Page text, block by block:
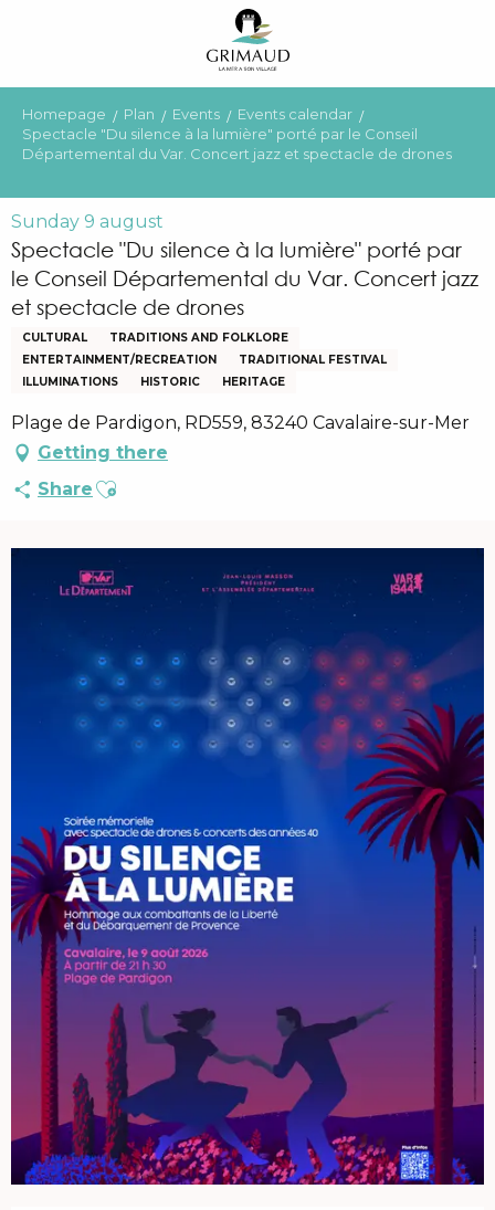
principal
Homepage Plan Events
Events calendar
Spectacle "Du silence à la lumière" porté par le Conseil
Départemental du Var. Concert jazz et spectacle de drones
Sunday 9 august
Spectacle "Du silence à la lumière" porté par
le Conseil Départemental du Var. Concert jazz
et spectacle de drones
CULTURAL
TRADITIONS AND FOLKLORE
ENTERTAINMENT/RECREATION
TRADITIONAL FESTIVAL
ILLUMINATIONS
HISTORIC HERITAGE
Plage de Pardigon, RD559, 83240 Cavalaire-sur-Mer
Getting there
Share Ajouter aux favoris